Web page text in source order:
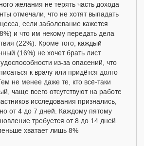
желания не терять часть дохода
отмечали, что не хотят выпадать
если заболевание кажется
и что им некому передать дела
(22%). Кроме того, каждый
(16%) не хочет брать лист
из-за опасений, что
к врачу или придётся долго
не менее даже те, кто всё-таки
чаще всего отсутствуют на работе
исследования признались,
от 4 до 7 дней. Каждому пятому
требуется от 8 до 14 дней.
хватает лишь 8%